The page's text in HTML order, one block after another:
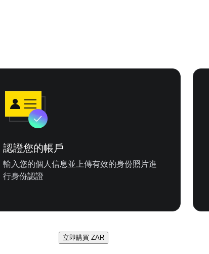
認證您的帳戶
輸入您的個人信息並上傳有效的身份照片進
行身份認證
立即購買 ZAR